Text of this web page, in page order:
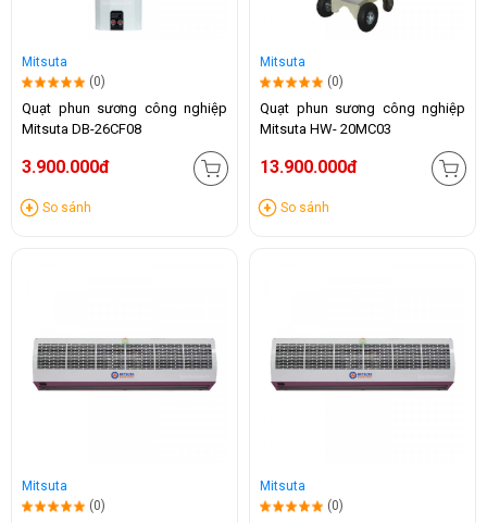
Mitsuta
(0)
Quạt phun sương công nghiệp
Mitsuta DB-26CF08
3.900.000đ
So sánh
Mitsuta
(0)
Quạt phun sương công nghiệp
Mitsuta HW- 20MC03
13.900.000đ
So sánh
Mitsuta
(0)
Mitsuta
(0)